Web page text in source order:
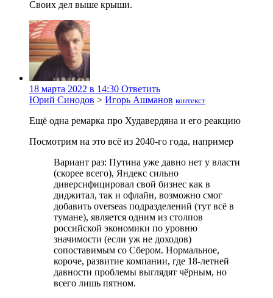
Своих дел выше крыши.
18 марта 2022 в 14:30 Ответить
Юрий Синодов > Игорь Ашманов контекст
Ещё одна ремарка про Худавердяна и его реакцию
Посмотрим на это всё из 2040-го года, например
Вариант раз: Путина уже давно нет у власти
(скорее всего), Яндекс сильно
диверсифицировал свой бизнес как в
диджитал, так и офлайн, возможно смог
добавить overseas подразделений (тут всё в
тумане), является одним из столпов
российской экономики по уровню
значимости (если уж не доходов)
сопоставимым со Сбером. Нормальное,
короче, развитие компании, где 18-летней
давности проблемы выглядят чёрным, но
всего лишь пятном.